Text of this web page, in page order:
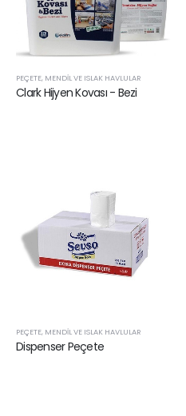
PEÇETE, MENDIL VE ISLAK HAVLULAR
Clark Hijyen Kovası - Bezi
PEÇETE, MENDIL VE ISLAK HAVLULAR
Dispenser Peçete